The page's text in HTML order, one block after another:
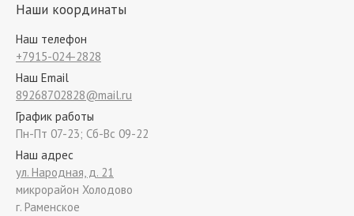
Наши координаты
Наш телефон
+7915-024-2828
Наш Email
89268702828@mail.ru
График работы
Пн-Пт 07-23; Сб-Вс 09-22
Наш адрес
ул. Народная, д. 21
микрорайон Холодово
г. Раменское